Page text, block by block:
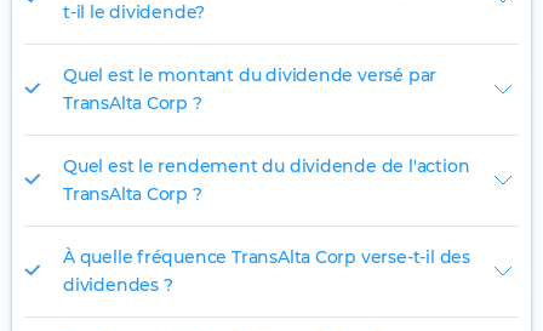
t-il le dividende?
Quel est le montant du dividende versé par
TransAlta Corp ?
Quel est le rendement du dividende de l'action
TransAlta Corp ?
À quelle fréquence TransAlta Corp verse-t-il des
dividendes ?